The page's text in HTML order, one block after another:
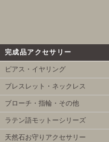
完成品アクセサリー
ピアス・イヤリング
ブレスレット・ネックレス
ブローチ・指輪・その他
ラテン語モットーシリーズ
天然石お守りアクセサリー